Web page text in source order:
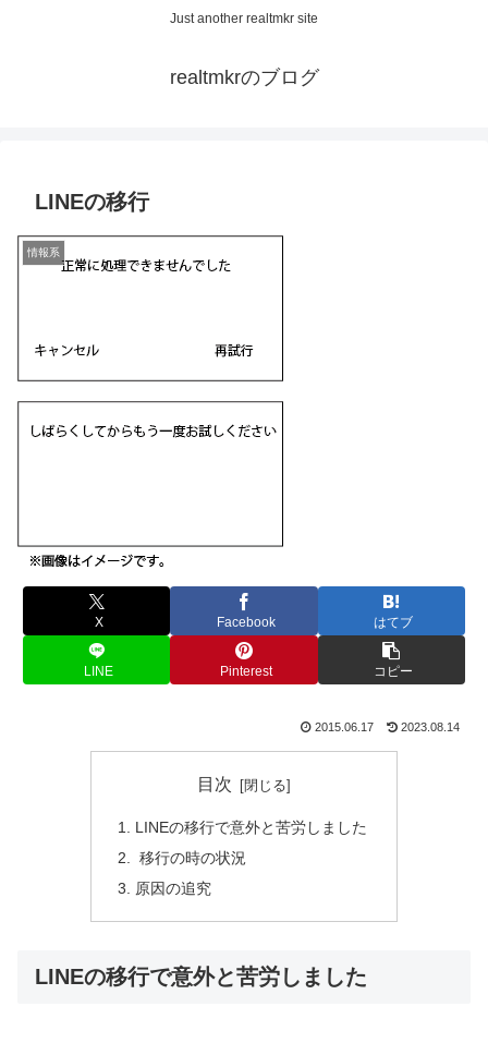
Just another realtmkr site
realtmkrのブログ
LINEの移行
情報系
X Facebook はてブ
LINE Pinterest コピー
2015.06.17 2023.08.14
目次
LINEの移行で意外と苦労しました
移行の時の状況
原因の追究
LINEの移行で意外と苦労しました